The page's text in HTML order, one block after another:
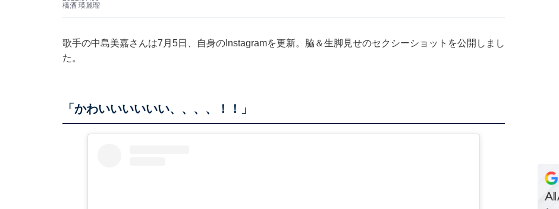
橋酒 瑛麗瑠
歌手の中島美嘉さんは7月5日、自身のInstagramを更新。脇＆生脚見せのセクシーショットを公開しまし
た。
「かわいいいいいい、、、、！！」